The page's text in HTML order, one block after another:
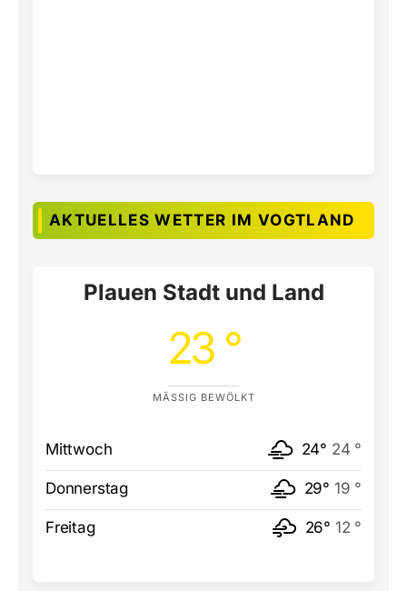
AKTUELLES WETTER IM VOGTLAND
Plauen Stadt und Land
23 °
MÄSSIG BEWÖLKT
Mittwoch 24° 24 °
Donnerstag 29° 19 °
Freitag 26° 12 °